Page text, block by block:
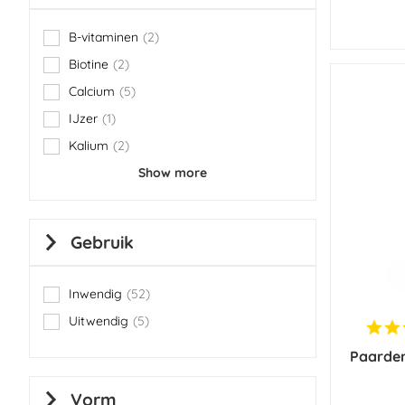
B-vitaminen 2
items
Biotine
2
items
Calcium
5
items
IJzer 1
item
Kalium
2
items
Show more
Gebruik
Inwendig 52
items
Uitwendig
5
items
Vorm